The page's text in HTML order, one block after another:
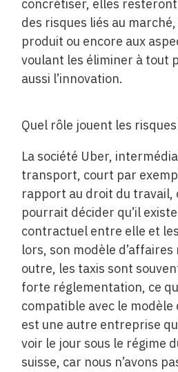
concrétiser, elles
des risques liés au
produit ou encore aux
voulant les éliminer à tout
aussi l’innovation.
Quel rôle jouent les
La société Uber,
transport, court par
rapport au droit du travail,
pourrait décider qu’il
contractuel entre elle et
lors, son modèle
outre, les taxis sont
forte réglementation, ce
compatible avec le modèle
est une autre entreprise
voir le jour sous le régime
suisse, car nous n’avons